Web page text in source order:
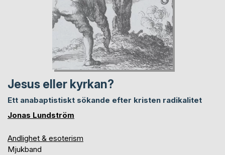
Jesus eller kyrkan?
Ett anabaptistiskt sökande efter kristen radikalitet
Jonas Lundström
Andlighet & esoterism
Mjukband